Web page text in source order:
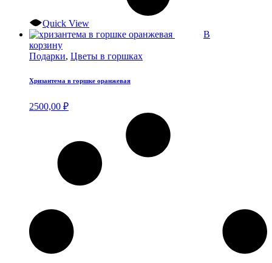
Quick View
В
корзину
Подарки, Цветы в горшках
Хризантема в горшке оранжевая
2500,00 ₽